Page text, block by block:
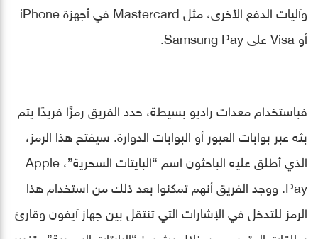
وآليات الدفع الأخرى، مثل Mastercard في أجهزة iPhone
أو Visa على Samsung Pay.
فباستخدام معدات راديو بسيطة، حدد الفريق رمزًا فريدًا يتم
بثه عبر بوابات العبور أو البوابات الدوارة. سيفتح هذا الرمز،
الذي أطلق عليه الباحثون اسم “البايتات السحرية”، Apple
Pay. ووجد الفريق أنهم تمكنوا بعد ذلك من استخدام هذا
الرمز للتدخل في الإشارات التي تنتقل بين جهاز آيفون وقارئ